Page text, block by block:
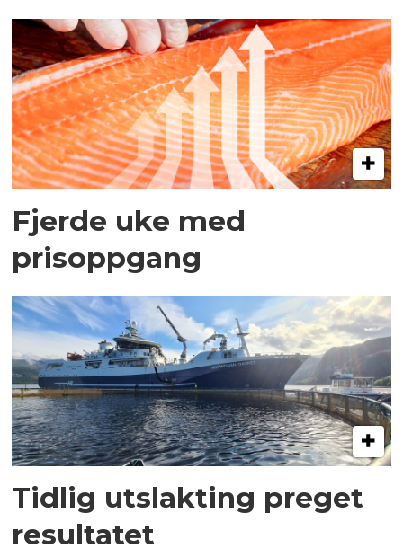
Fjerde uke med
prisoppgang
Tidlig utslakting preget
resultatet